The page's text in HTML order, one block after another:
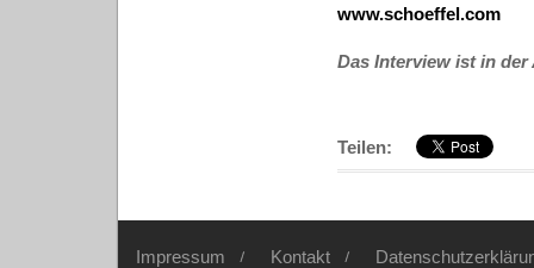
www.schoeffel.com
Das Interview ist in der
Teilen:
Impressum Kontakt